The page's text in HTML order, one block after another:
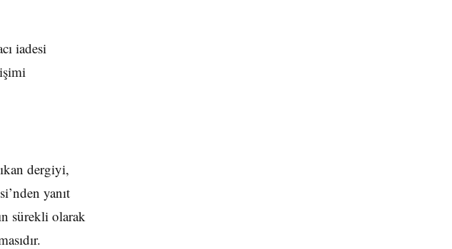
iadesi
dergiyi,
yanıt
sürekli olarak